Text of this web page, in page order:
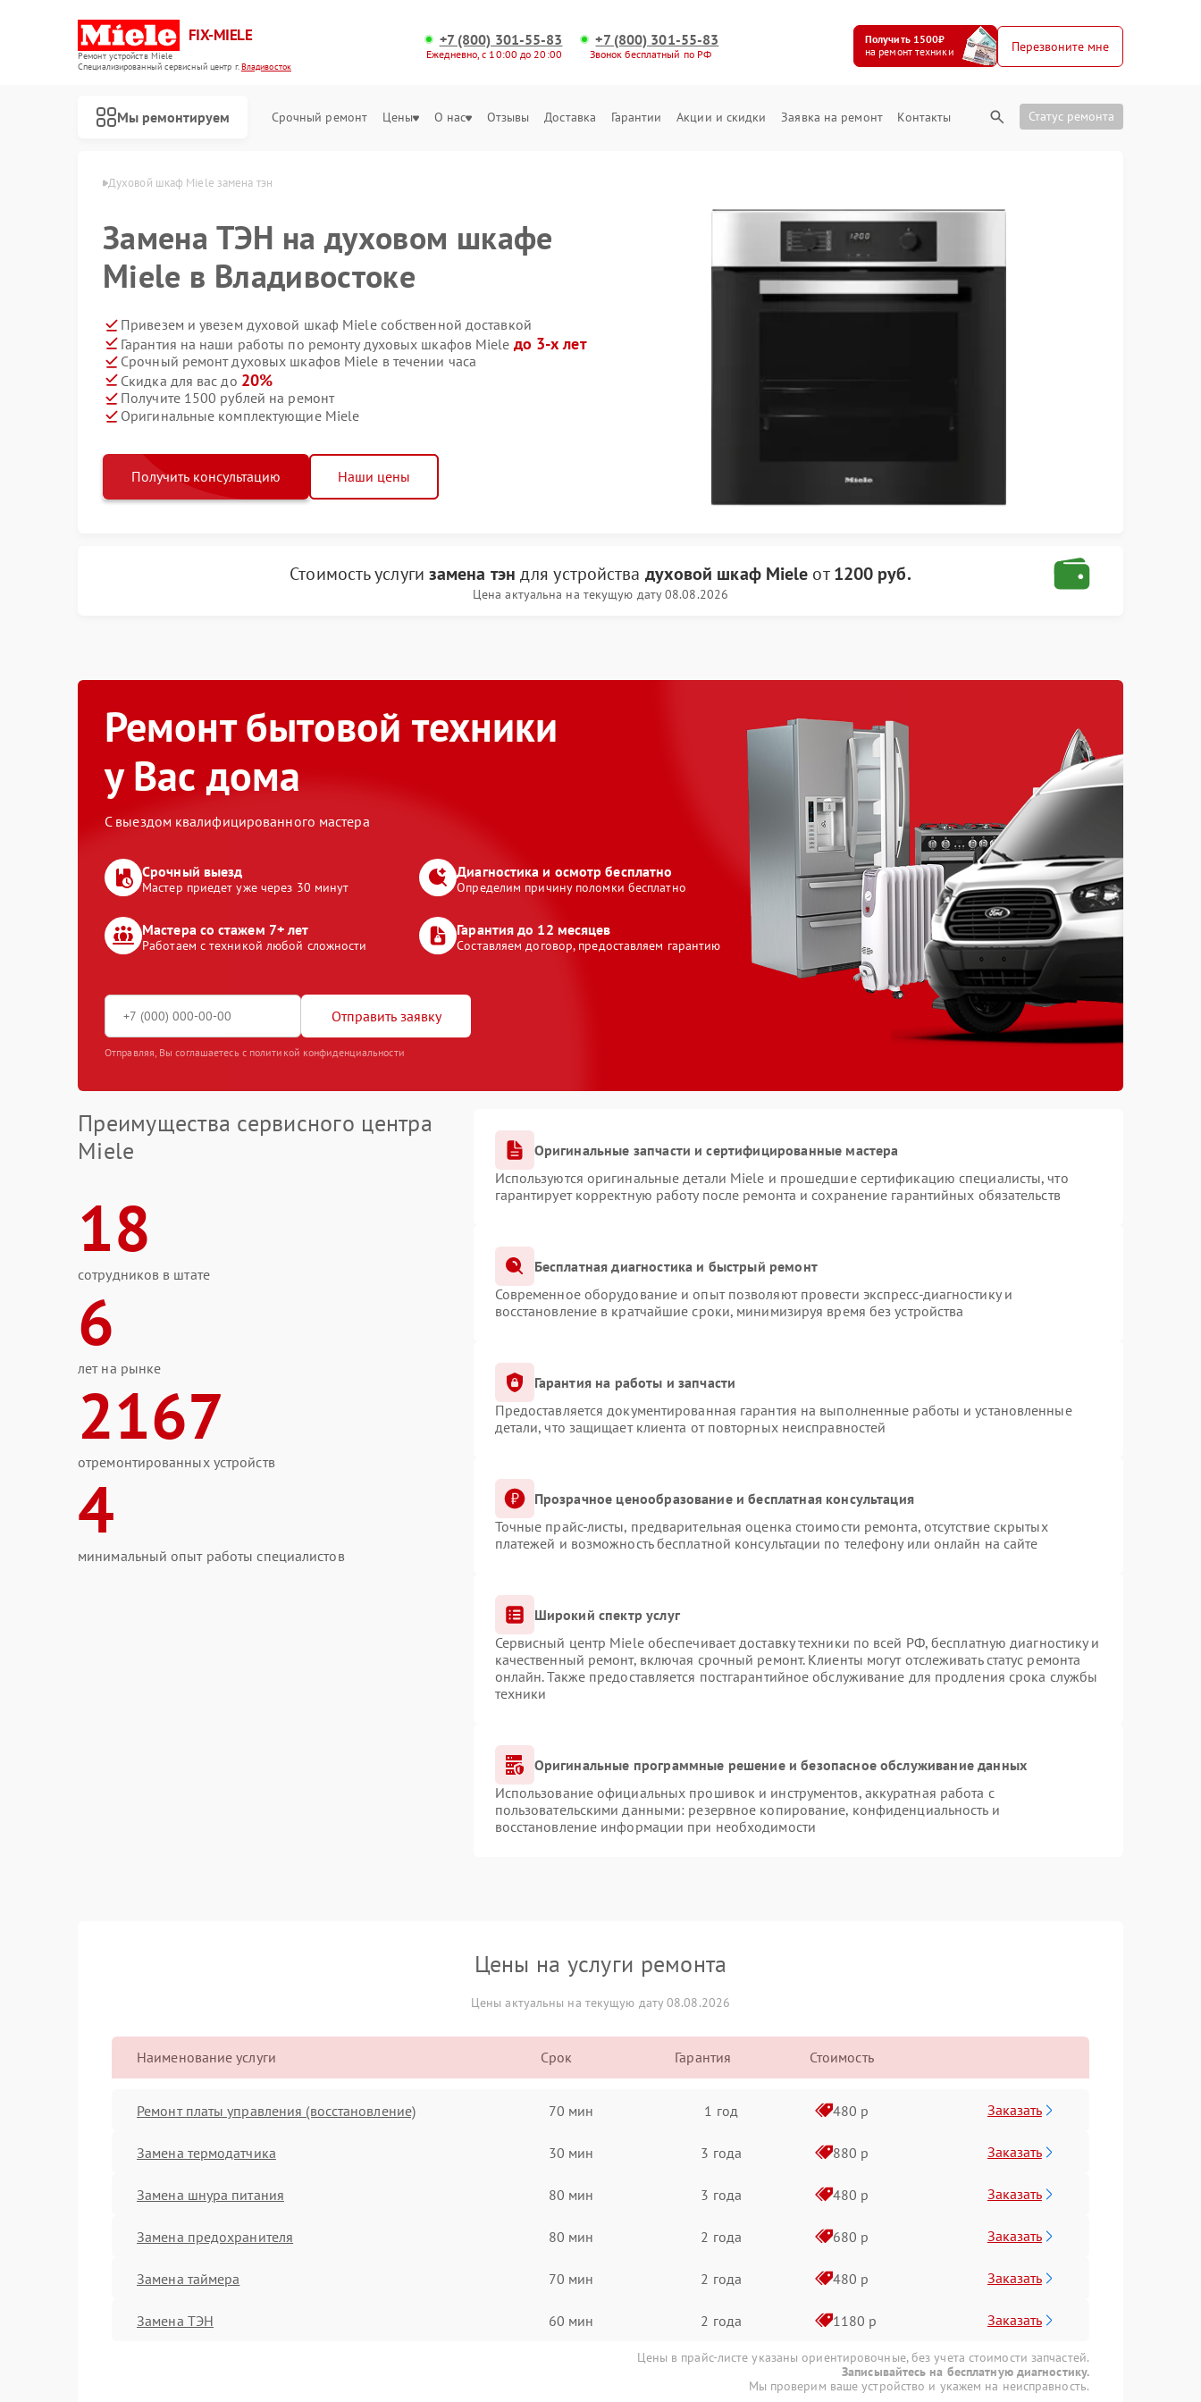
FIX-MIELE
Ремонт устройств Miele
Специализированный cервисный центр г.Владивосток
+7 (800) 301-55-83
Ежедневно, с 10:00 до 20:00
+7 (800) 301-55-83
Звонок бесплатный по РФ
Получить 1500₽
на ремонт техники
Перезвоните мне
Мы ремонтируем Срочный ремонт Цены О нас Отзывы Доставка Гарантии Акции и скидки Заявка на ремонт Контакты Статус ремонта
Духовой шкаф Miele замена тэн
Замена ТЭН на духовом шкафе
Miele в Владивостоке
Привезем и увезем духовой шкаф Miele собственной доставкой
Гарантия на наши работы по ремонту духовых шкафов Miele до 3-х лет
Срочный ремонт духовых шкафов Miele в течении часа
Скидка для вас до 20%
Получите 1500 рублей на ремонт
Оригинальные комплектующие Miele
Получить консультацию Наши цены
Стоимость услуги замена тэн для устройства духовой шкаф Miele от1200 руб.
Цена актуальна на текущую дату 08.08.2026
Ремонт бытовой техники
у Вас дома
С выездом квалифицированного мастера
Срочный выезд
Мастер приедет уже через 30 минут
Диагностика и осмотр бесплатно
Определим причину поломки бесплатно
Мастера со стажем 7+ лет
Работаем с техникой любой сложности
Гарантия до 12 месяцев
Составляем договор, предоставляем гарантию
Отправить заявку
Отправляя, Вы соглашаетесь с политикой конфиденциальности
Преимущества сервисного центра
Miele
18
сотрудников в штате
6
лет на рынке
2167
отремонтированных устройств
4
минимальный опыт работы специалистов
Оригинальные запчасти и сертифицированные мастера
Используются оригинальные детали Miele и прошедшие сертификацию специалисты, что
гарантирует корректную работу после ремонта и сохранение гарантийных обязательств
Бесплатная диагностика и быстрый ремонт
Современное оборудование и опыт позволяют провести экспресс-диагностику и
восстановление в кратчайшие сроки, минимизируя время без устройства
Гарантия на работы и запчасти
Предоставляется документированная гарантия на выполненные работы и установленные
детали, что защищает клиента от повторных неисправностей
Прозрачное ценообразование и бесплатная консультация
Точные прайс-листы, предварительная оценка стоимости ремонта, отсутствие скрытых
платежей и возможность бесплатной консультации по телефону или онлайн на сайте
Широкий спектр услуг
Сервисный центр Miele обеспечивает доставку техники по всей РФ, бесплатную диагностику и
качественный ремонт, включая срочный ремонт. Клиенты могут отслеживать статус ремонта
онлайн. Также предоставляется постгарантийное обслуживание для продления срока службы
техники
Оригинальные программные решение и безопасное обслуживание данных
Использование официальных прошивок и инструментов, аккуратная работа с
пользовательскими данными: резервное копирование, конфиденциальность и
восстановление информации при необходимости
Цены на услуги ремонта
Цены актуальны на текущую дату 08.08.2026
Наименование услуги Срок Гарантия Стоимость
Ремонт платы управления (восстановление) 70 мин 1 год 480 р Заказать
Замена термодатчика 30 мин 3 года 880 р Заказать
Замена шнура питания 80 мин 3 года 480 р Заказать
Замена предохранителя 80 мин 2 года 680 р Заказать
Замена таймера 70 мин 2 года 480 р Заказать
Замена ТЭН 60 мин 2 года 1180 р Заказать
Цены в прайс-листе указаны ориентировочные, без учета стоимости запчастей.
Записывайтесь на бесплатную диагностику.
Мы проверим ваше устройство и укажем на неисправность.